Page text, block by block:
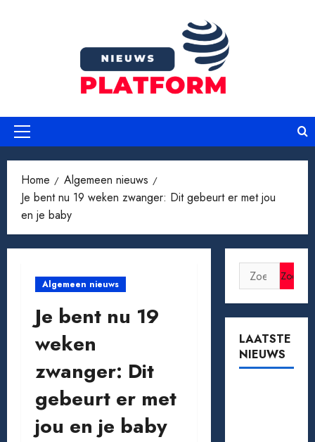
Primair
Home
Algemeen nieuws
Je bent nu 19 weken zwanger: Dit gebeurt er met jou
en je baby
Algemeen nieuws
Je bent nu 19
weken
zwanger: Dit
gebeurt er met
jou en je baby
Zoeken
naar:
LAATSTE
NIEUWS